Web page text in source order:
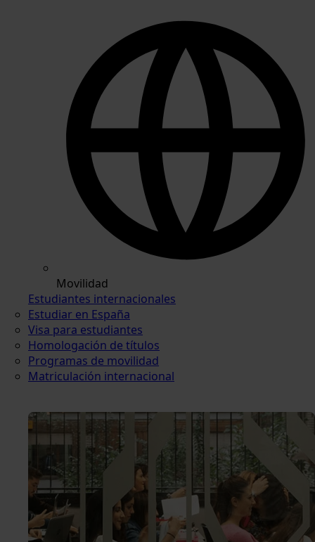
Movilidad
Estudiantes internacionales
Estudiar en España
Visa para estudiantes
Homologación de títulos
Programas de movilidad
Matriculación internacional